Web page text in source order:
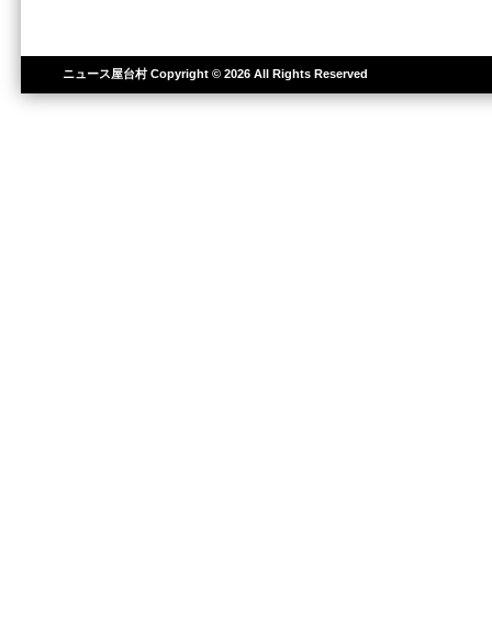
ニュース屋台村Copyright © 2026 All Rights Reserved